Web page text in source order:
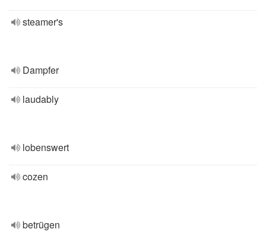
steamer's
Dampfer
laudably
lobenswert
cozen
betrügen